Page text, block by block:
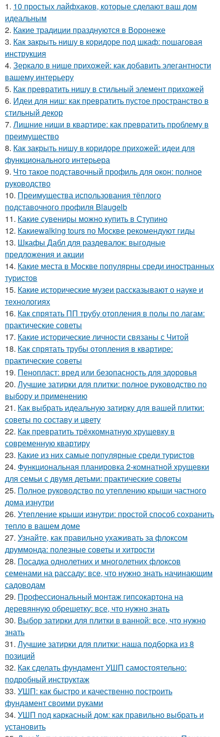
1. 10 простых лайфхаков, которые сделают ваш дом
идеальным
2. Какие традиции празднуются в Воронеже
3. Как закрыть нишу в коридоре под шкаф: пошаговая
инструкция
4. Зеркало в нише прихожей: как добавить элегантности
вашему интерьеру
5. Как превратить нишу в стильный элемент прихожей
6. Идеи для ниш: как превратить пустое пространство в
стильный декор
7. Лишние ниши в квартире: как превратить проблему в
преимущество
8. Как закрыть нишу в коридоре прихожей: идеи для
функционального интерьера
9. Что такое подставочный профиль для окон: полное
руководство
10. Преимущества использования тёплого
подставочного профиля Blaugelb
11. Какие сувениры можно купить в Ступино
12. Какиеwalking tours по Москве рекомендуют гиды
13. Шкафы Дабл для раздевалок: выгодные
предложения и акции
14. Какие места в Москве популярны среди иностранных
туристов
15. Какие исторические музеи рассказывают о науке и
технологиях
16. Как спрятать ПП трубу отопления в полы по лагам:
практические советы
17. Какие исторические личности связаны с Читой
18. Как спрятать трубы отопления в квартире:
практические советы
19. Пенопласт: вред или безопасность для здоровья
20. Лучшие затирки для плитки: полное руководство по
выбору и применению
21. Как выбрать идеальную затирку для вашей плитки:
советы по составу и цвету
22. Как превратить трёхкомнатную хрущевку в
современную квартиру
23. Какие из них самые популярные среди туристов
24. Функциональная планировка 2-комнатной хрущевки
для семьи с двумя детьми: практические советы
25. Полное руководство по утеплению крыши частного
дома изнутри
26. Утепление крыши изнутри: простой способ сохранить
тепло в вашем доме
27. Узнайте, как правильно ухаживать за флоксом
друммонда: полезные советы и хитрости
28. Посадка однолетних и многолетних флоксов
семенами на рассаду: все, что нужно знать начинающим
садоводам
29. Профессиональный монтаж гипсокартона на
деревянную обрешетку: все, что нужно знать
30. Выбор затирки для плитки в ванной: все, что нужно
знать
31. Лучшие затирки для плитки: наша подборка из 8
позиций
32. Как сделать фундамент УШП самостоятельно:
подробный инструктаж
33. УШП: как быстро и качественно построить
фундамент своими руками
34. УШП под каркасный дом: как правильно выбрать и
установить